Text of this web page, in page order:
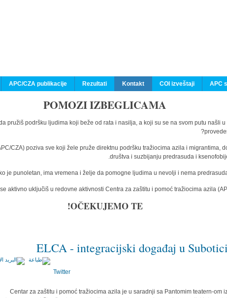
APC
COI izveštaji
Kontakt
Rezultati
APC/CZA publikacije
POMOZI IZBEGLICAMA
pružiš podršku ljudima koji beže od rata i nasilja, a koji su se na svom putu našli
CZA) poziva sve koji žele pruže direktnu podršku tražiocima azila i migrantima,
društva i suzbijanju predrasuda i
je punoletan, ima vremena i želje da pomogne ljudima u nevolji i nema
aktivno uključiš u redovne aktivnosti Centra za zaštitu i pomoć tražiocima azila
OČEKUJEMO TE!
ELCA - integracijski događaj u Subotici
Twitter
Centar za zaštitu i pomoć tražiocima azila je u saradnji sa Pantomim teatern-om